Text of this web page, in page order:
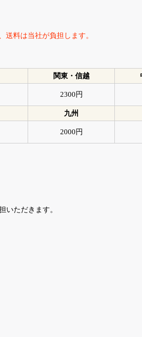
料は当社が負担します。
関東・信越
2300円
九州
2000円
いただきます。